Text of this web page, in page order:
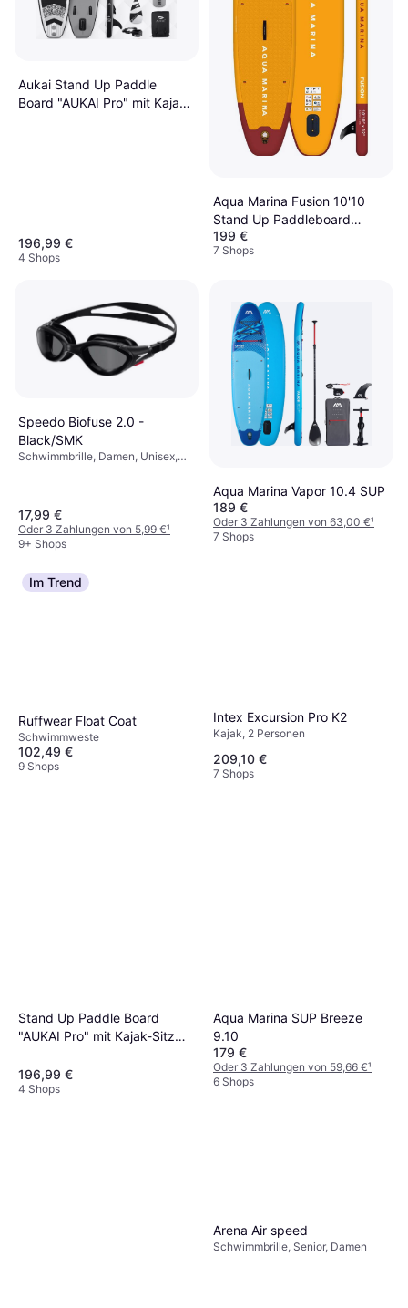
Aukai Stand Up Paddle
Board "AUKAI Pro" mit Kajak-
196,99 €
4 Shops
Aqua Marina Fusion 10'10
Stand Up Paddleboard
Inflatable SUP Package
199 €
7 Shops
Speedo Biofuse 2.0 -
Black/SMK
Schwimmbrille, Damen, Unisex,
17,99 €
Oder 3 Zahlungen von 5,99 €¹
9+ Shops
Aqua Marina Vapor 10.4 SUP
189 €
Oder 3 Zahlungen von 63,00 €¹
7 Shops
Im Trend
Ruffwear Float Coat
Schwimmweste
102,49 €
9 Shops
Intex Excursion Pro K2
Kajak, 2 Personen
209,10 €
7 Shops
Stand Up Paddle Board
"AUKAI Pro" mit Kajak-Sitz
196,99 €
4 Shops
Aqua Marina SUP Breeze
9.10
179 €
Oder 3 Zahlungen von 59,66 €¹
6 Shops
Arena Air speed
Schwimmbrille, Senior, Damen